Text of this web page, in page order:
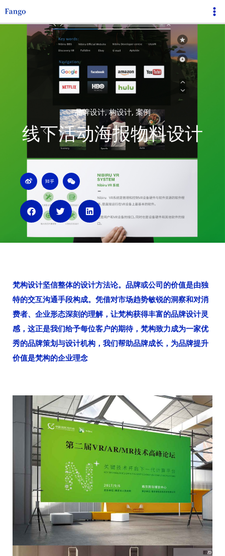
跳
至
品牌设计,构设计, 案例
线下活动海报物料设计
W
e
i
Z
h
i
h
u
W
e
i
x
i
n
梵构设计坚信整体的设计方法论。品牌或公司的价值是由独
特的交互沟通手段构成。凭借对市场趋势敏锐的洞察和对消
费者、企业形态深刻的理解，让梵构获得丰富的品牌设计灵
感，这正是我们给予每位客户的期待，梵构致力成为一家优
秀的品牌策划与设计机构，我们帮助品牌成长，为品牌提升
价值是梵构的企业理念